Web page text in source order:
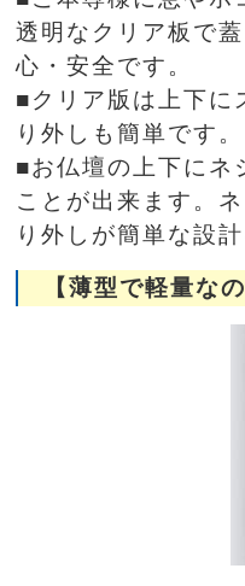
透明なクリア板で
心・安全です。
■クリア版は上下に
り外しも簡単です。
■お仏壇の上下にネ
ことが出来ます。
り外しが簡単な設
【薄型で軽量な